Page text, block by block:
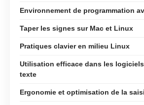
Environnement de programmation
Taper les signes sur Mac et Linux
Pratiques clavier en milieu Linux
Utilisation efficace dans les
texte
Ergonomie et optimisation de la